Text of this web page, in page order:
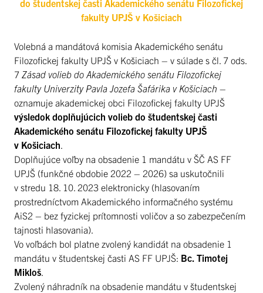
do študentskej časti Akademického senátu Filozofickej
fakulty UPJŠ v Košiciach
Volebná a mandátová komisia Akademického senátu
Filozofickej fakulty UPJŠ v Košiciach – v súlade s čl. 7 ods.
7 Zásad volieb do Akademického senátu Filozofickej
fakulty Univerzity Pavla Jozefa Šafárika v Košiciach –
oznamuje akademickej obci Filozofickej fakulty UPJŠ
výsledok doplňujúcich volieb do študentskej časti
Akademického senátu Filozofickej fakulty UPJŠ
v Košiciach
Doplňujúce voľby na obsadenie 1 mandátu v ŠČ AS FF
UPJŠ (funkčné obdobie 2022 – 2026) sa uskutočnili
v stredu 18. 10. 2023 elektronicky (hlasovaním
prostredníctvom Akademického informačného systému
AiS2 – bez fyzickej prítomnosti voličov a so zabezpečením
tajnosti hlasovania).
Vo voľbách bol platne zvolený kandidát na obsadenie 1
mandátu v študentskej časti AS FF UPJŠ: Bc. Timotej
Mikloš
Zvolený náhradník na obsadenie mandátu v študentskej